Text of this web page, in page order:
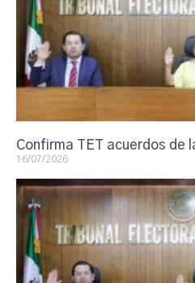
Confirma TET acuerdos de
16/07/2026